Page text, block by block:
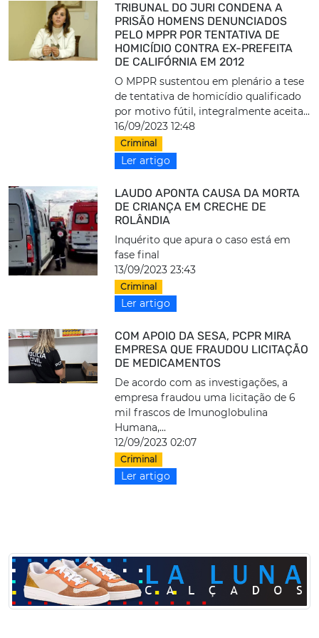
TRIBUNAL DO JURI CONDENA A
PRISÃO HOMENS DENUNCIADOS
PELO MPPR POR TENTATIVA DE
HOMICÍDIO CONTRA EX-PREFEITA
DE CALIFÓRNIA EM 2012
O MPPR sustentou em plenário a tese
de tentativa de homicídio qualificado
por motivo fútil, integralmente aceita...
16/09/2023 12:48
Criminal
Ler artigo
LAUDO APONTA CAUSA DA MORTA
DE CRIANÇA EM CRECHE DE
ROLÂNDIA
Inquérito que apura o caso está em
fase final
13/09/2023 23:43
Criminal
Ler artigo
COM APOIO DA SESA, PCPR MIRA
EMPRESA QUE FRAUDOU LICITAÇÃO
DE MEDICAMENTOS
De acordo com as investigações, a
empresa fraudou uma licitação de 6
mil frascos de Imunoglobulina
Humana,...
12/09/2023 02:07
Criminal
Ler artigo